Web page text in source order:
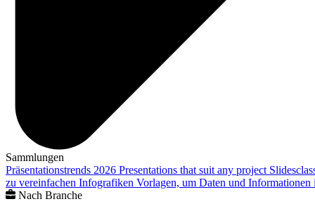
Sammlungen
Präsentationstrends 2026 Presentations that suit any project
zu vereinfachen Infografiken Vorlagen, um Daten und
Nach Branche